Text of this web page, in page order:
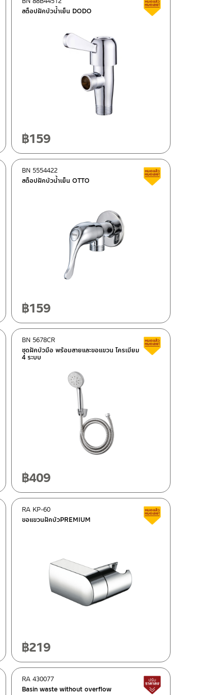
สต็อปฝักบัวน้ำเย็น DODO
฿159
Clearance sale
สต็อปฝักบัวน้ำเย็น OTTO
BN 5554422
฿159
Lower price tag
ชุดฝักบัวมือ พร้อมสายและขอแขวน โครเมียม
4 ระบบ
BN 5678CR
฿409
Clearance sale
ขอแขวนฝักบัวPREMIUM
RA KP-60
฿219
Clearance sale
Basin waste without overflow
RA 430077